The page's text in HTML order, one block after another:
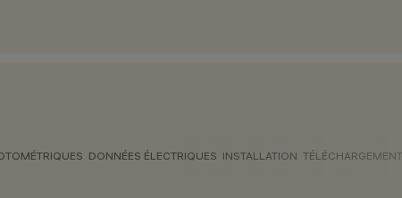
DONNÉES ÉLECTRIQUES INSTALLATION